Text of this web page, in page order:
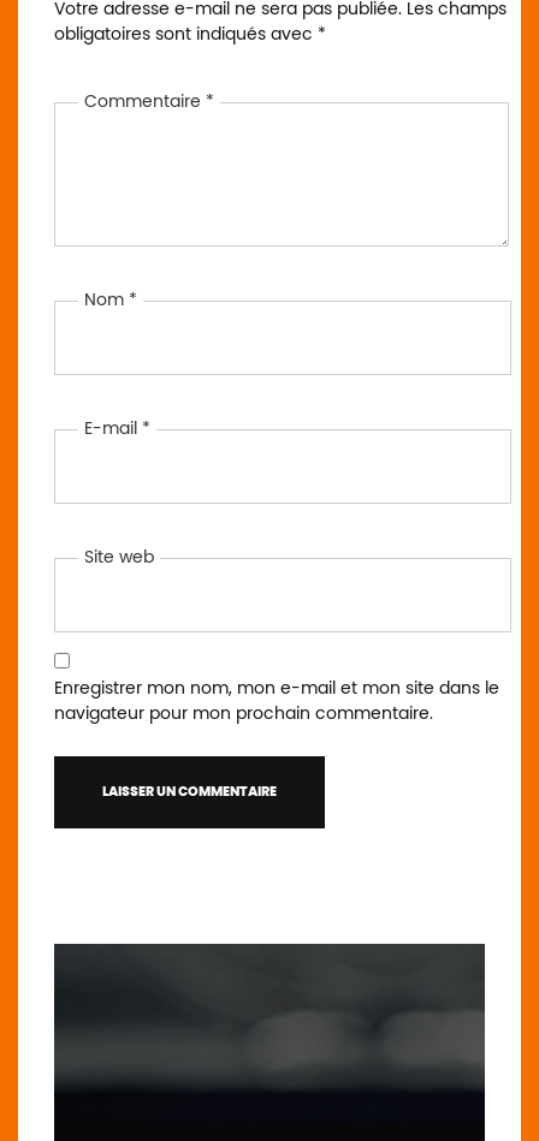
Votre adresse e-mail ne sera pas publiée. Les champs
obligatoires sont indiqués avec *
Commentaire *
Nom *
E-mail *
Site web
Enregistrer mon nom, mon e-mail et mon site dans le
navigateur pour mon prochain commentaire.